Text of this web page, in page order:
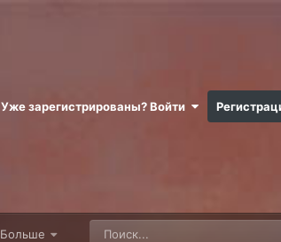
Уже зарегистрированы? Войти
Больше